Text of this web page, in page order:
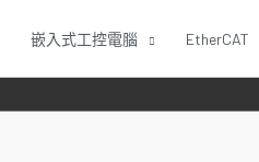
嵌入式工控電腦 EtherCAT